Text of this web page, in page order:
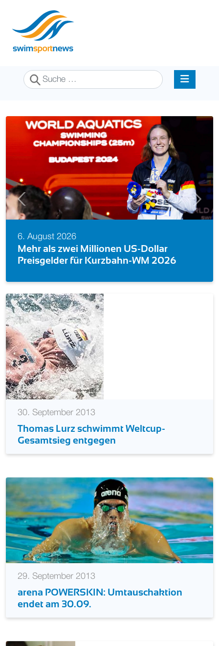
Suchen
6. August 2026
Mehr als zwei Millionen US-Dollar
Preisgelder für Kurzbahn-WM 2026
Previous Next
30. September 2013
Thomas Lurz schwimmt Weltcup-
Gesamtsieg entgegen
29. September 2013
arena POWERSKIN: Umtauschaktion
endet am 30.09.